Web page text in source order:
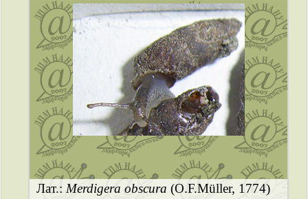
Лат.: Merdigera obscura (O.F.Müller, 1774)